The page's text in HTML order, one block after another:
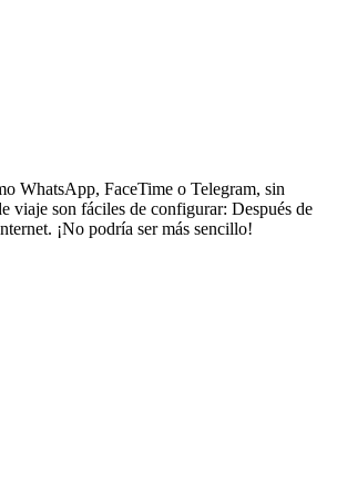
WhatsApp, FaceTime o Telegram, sin
viaje son fáciles de configurar: Después de
¡No podría ser más sencillo!